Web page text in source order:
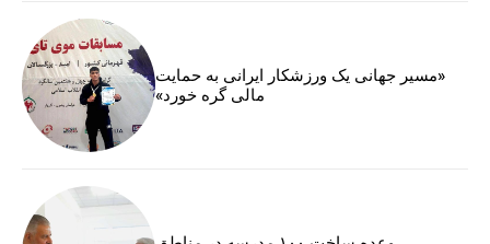
«مسیر جهانی یک ورزشکار ایرانی به حمایت
مالی گره خورد»